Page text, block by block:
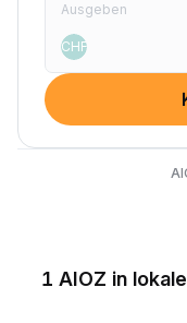
Ausgeben
CHF
1 AIOZ in